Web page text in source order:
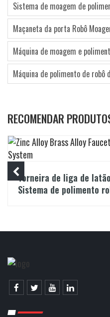
Sistema de moagem de
Maçaneta da porta Robô
Máquina de moagem e
Máquina de polimento de robô
RECOMENDAR
Torneira de liga de
Sistema de polimento